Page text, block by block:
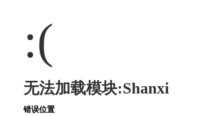
:(
无法加载模块:Shanxi
错误位置